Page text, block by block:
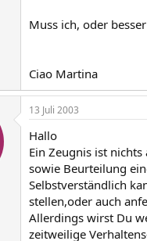
Muss ich, oder
Ciao Martina
13 Juli 2003
Hallo
Ein Zeugnis ist
sowie Beurteilung
Selbstverständlich
stellen,oder auch
Allerdings wirst Du
zeitweilige